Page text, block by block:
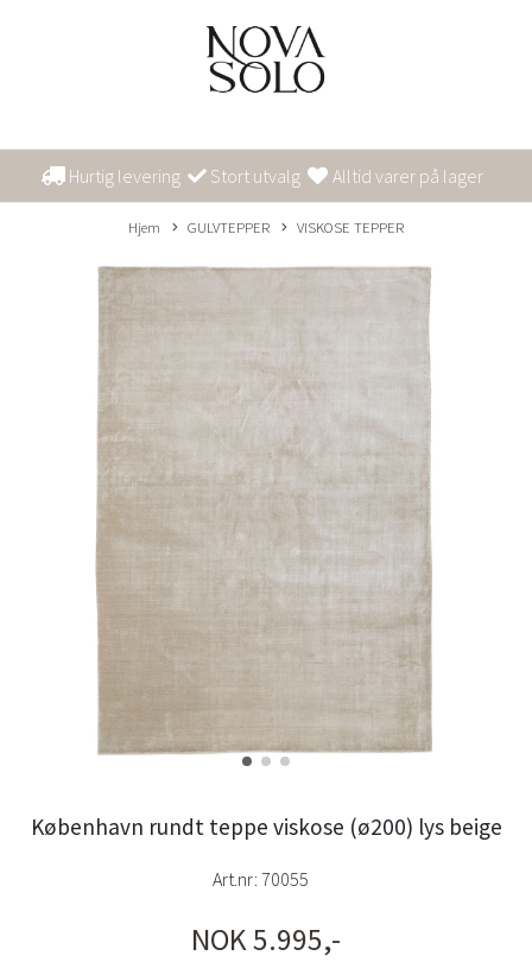
Hurtig levering Stort utvalg Alltid varer på lager
Hjem GULVTEPPER VISKOSE TEPPER
København rundt teppe viskose (ø200) lys beige
Art.nr: 70055
NOK 5.995,-